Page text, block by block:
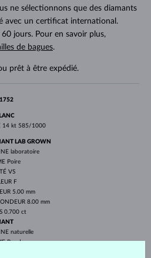
ne sélectionnons que des diamants
avec un certificat international.
jours. Pour en savoir plus,
de bagues.
prêt à être expédié.
14 kt 585/1000
LAB GROWN
laboratoire
Poire
VS
F
5.00 mm
8.00 mm
0.700 ct
naturelle
Ronde